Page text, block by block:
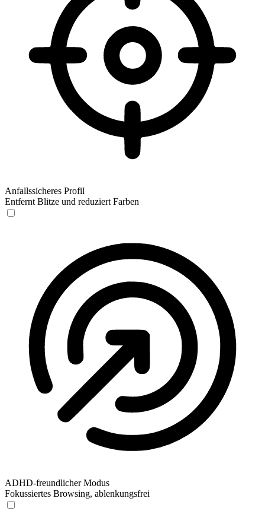
Anfallssicheres Profil
Entfernt Blitze und reduziert Farben
ADHD-freundlicher Modus
Fokussiertes Browsing, ablenkungsfrei